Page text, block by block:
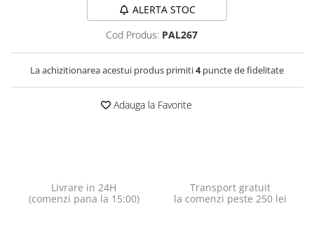
Vezi toate jocurile de societate
ALERTA STOC
Cod Produs: PAL267
La achizitionarea acestui produs primiti4puncte de fidelitate
Adauga la Favorite
Livrare in 24H
(comenzi pana la 15:00)
Transport gratuit
la comenzi peste 250 lei